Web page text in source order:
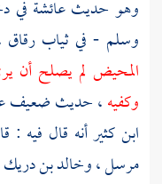
وهو حديثعائشة في
وسلم - في ثياب
المحيض لم يصلح أن
وكفيه، حديث ضعيف
ابن كثيرأنه قال فيه :
مرسل ،وخالد بن دريك